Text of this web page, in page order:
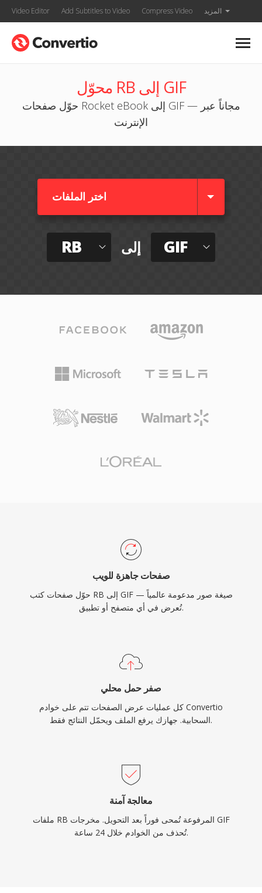
Video Editor Add Subtitles to Video Compress Video المزيد
محوّل RB إلى GIF
حوّل صفحات Rocket eBook إلى GIF — مجاناً عبر
الإنترنت
اختر الملفات
RB إلى GIF
صفحات جاهزة للويب
حوّل صفحات كتب RB إلى GIF — صيغة صور مدعومة عالمياً
تُعرض في أي متصفح أو تطبيق.
صفر حمل محلي
كل عمليات عرض الصفحات تتم على خوادم Convertio
السحابية. جهازك يرفع الملف ويحمّل النتائج فقط.
معالجة آمنة
ملفات RB المرفوعة تُمحى فوراً بعد التحويل. مخرجات GIF
تُحذف من الخوادم خلال 24 ساعة.